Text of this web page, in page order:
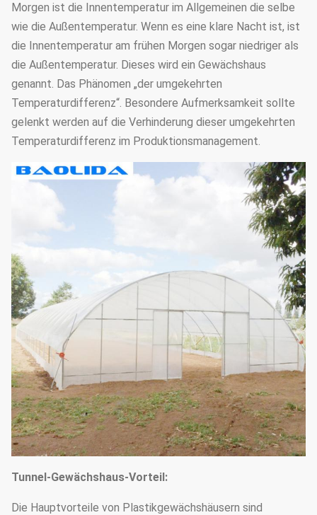
Morgen ist die Innentemperatur im Allgemeinen die selbe
wie die Außentemperatur. Wenn es eine klare Nacht ist, ist
die Innentemperatur am frühen Morgen sogar niedriger als
die Außentemperatur. Dieses wird ein Gewächshaus
genannt. Das Phänomen „der umgekehrten
Temperaturdifferenz“. Besondere Aufmerksamkeit sollte
gelenkt werden auf die Verhinderung dieser umgekehrten
Temperaturdifferenz im Produktionsmanagement.
Tunnel-Gewächshaus-Vorteil:
Die Hauptvorteile von Plastikgewächshäusern sind